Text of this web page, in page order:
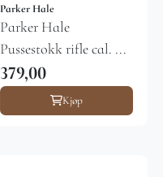
Parker Hale
Parker Hale
Pussestokk rifle cal. ...
379,00
Kjøp